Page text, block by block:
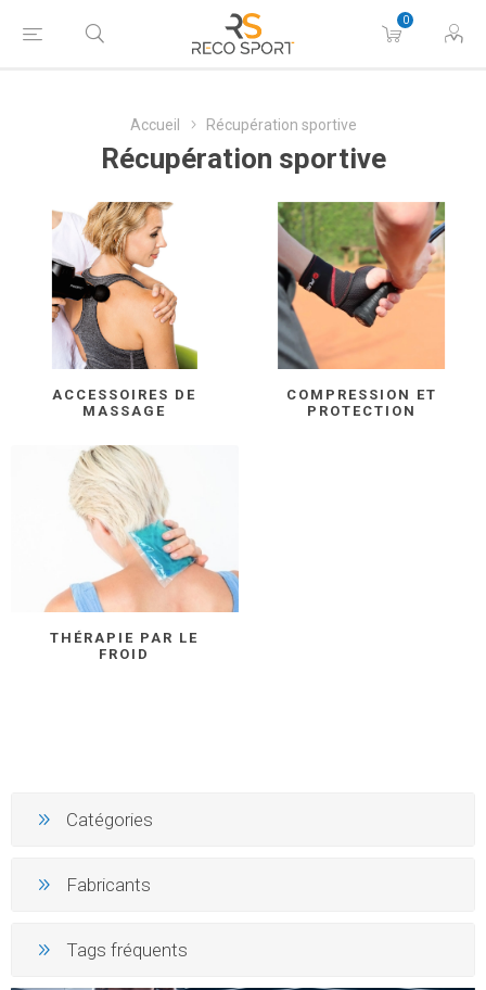
0
Accueil Récupération sportive
Récupération sportive
ACCESSOIRES DE
MASSAGE
COMPRESSION ET
PROTECTION
THÉRAPIE PAR LE
FROID
Catégories
Fabricants
Tags fréquents